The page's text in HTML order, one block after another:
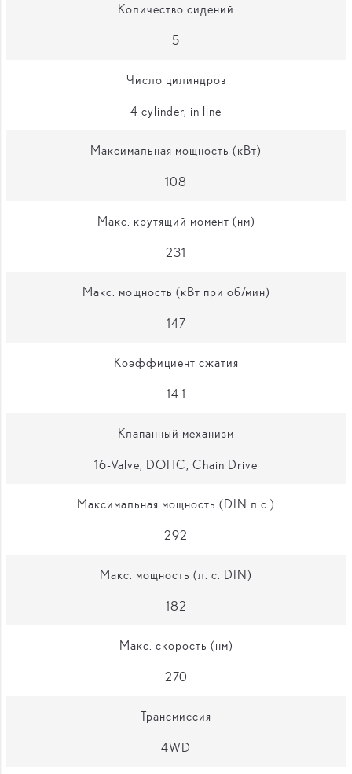
Количество сидений
5
Число цилиндров
4 cylinder, in line
Максимальная мощность (кВт)
108
Макс. крутящий момент (нм)
231
Макс. мощность (кВт при об/мин)
147
Коэффициент сжатия
14:1
Клапанный механизм
16-Valve, DOHC, Chain Drive
Максимальная мощность (DIN л.с.)
292
Макс. мощность (л. с. DIN)
182
Макс. скорость (нм)
270
Трансмиссия
4WD